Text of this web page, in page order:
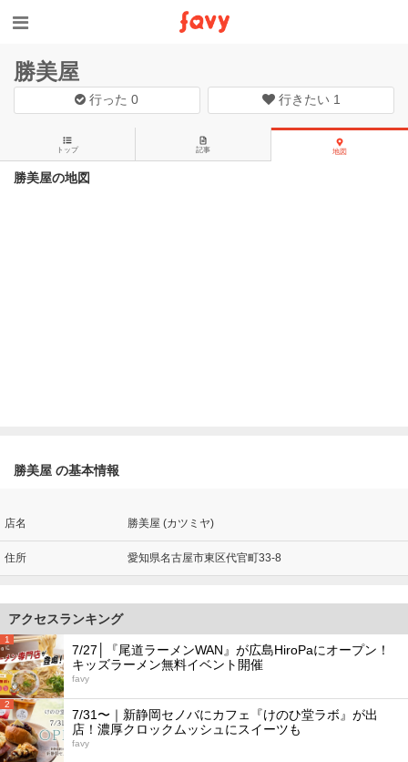
勝美屋
行った0 行きたい 1
トップ 記事 地図
勝美屋の地図
勝美屋 の基本情報
店名 勝美屋 (カツミヤ)
住所 愛知県名古屋市東区代官町33-8
アクセスランキング
1
7/27│『尾道ラーメンWAN』が広島HiroPaにオープン！
キッズラーメン無料イベント開催
favy
2
7/31〜｜新静岡セノバにカフェ『けのひ堂ラボ』が出
店！濃厚クロックムッシュにスイーツも
favy